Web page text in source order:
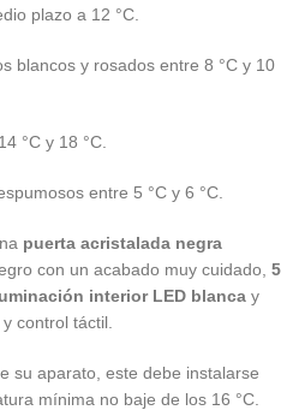
plazo a 12 °C.
blancos y rosados entre 8 °C y 10
°C y 18 °C.
entre 5 °C y 6 °C.
puerta acristalada negra
con un acabado muy cuidado, 5
interior LED blanca y
control táctil.
su aparato, este debe instalarse
mínima no baje de los 16 °C.